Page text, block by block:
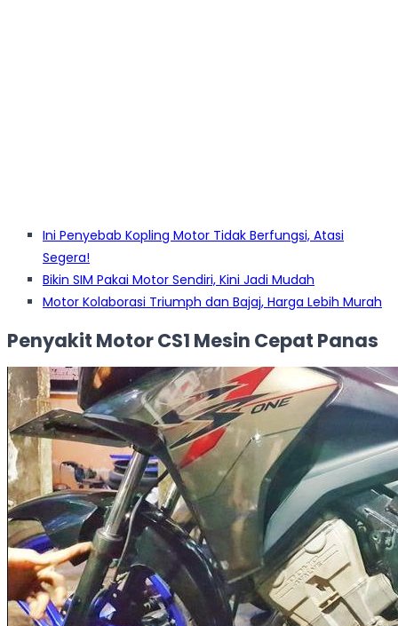
Ini Penyebab Kopling Motor Tidak Berfungsi, Atasi
Segera!
Bikin SIM Pakai Motor Sendiri, Kini Jadi Mudah
Motor Kolaborasi Triumph dan Bajaj, Harga Lebih Murah
Penyakit Motor CS1 Mesin Cepat Panas